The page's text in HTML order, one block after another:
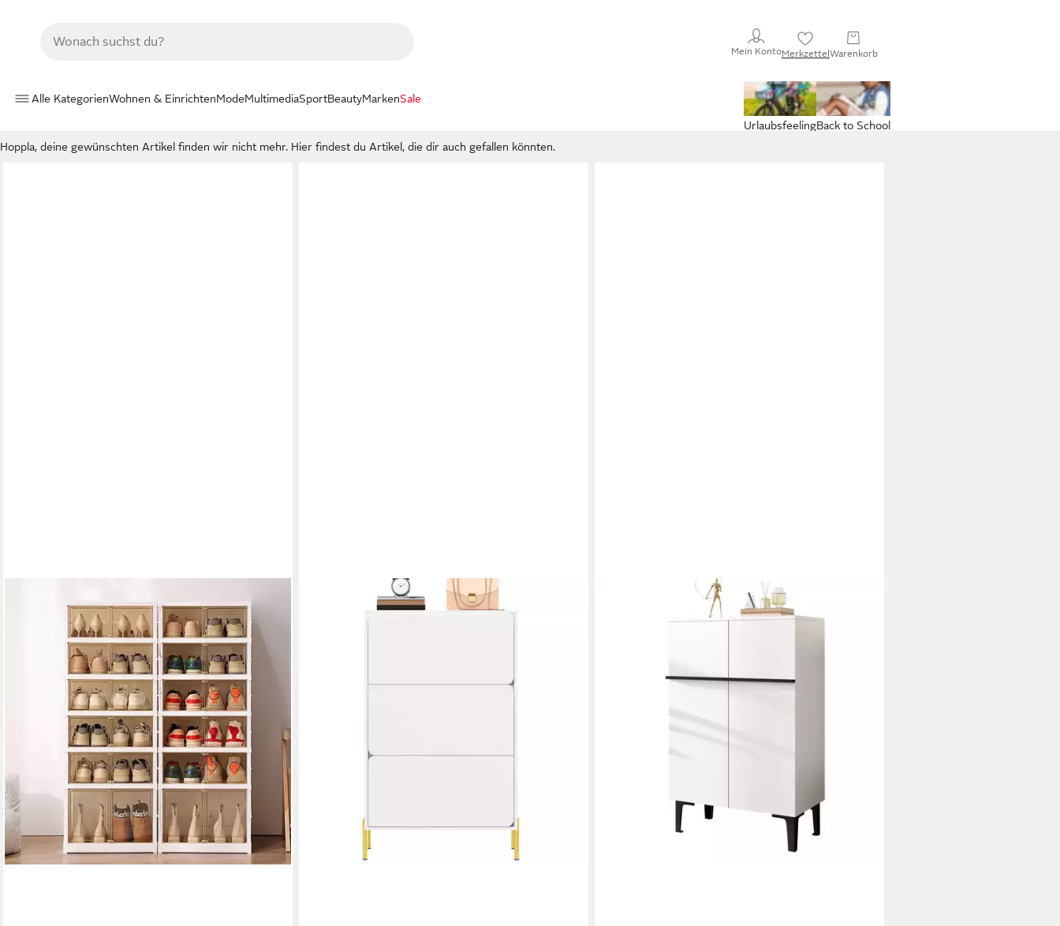
Mein KontoMerkzettelWarenkorb
Alle KategorienWohnen & EinrichtenModeMultimediaSportBeautyMarkenSale
Back to School
Urlaubsfeeling
Hoppla, deine gewünschten Artikel finden wir nicht mehr. Hier findest du Artikel, die dir auch gefallen könnten.